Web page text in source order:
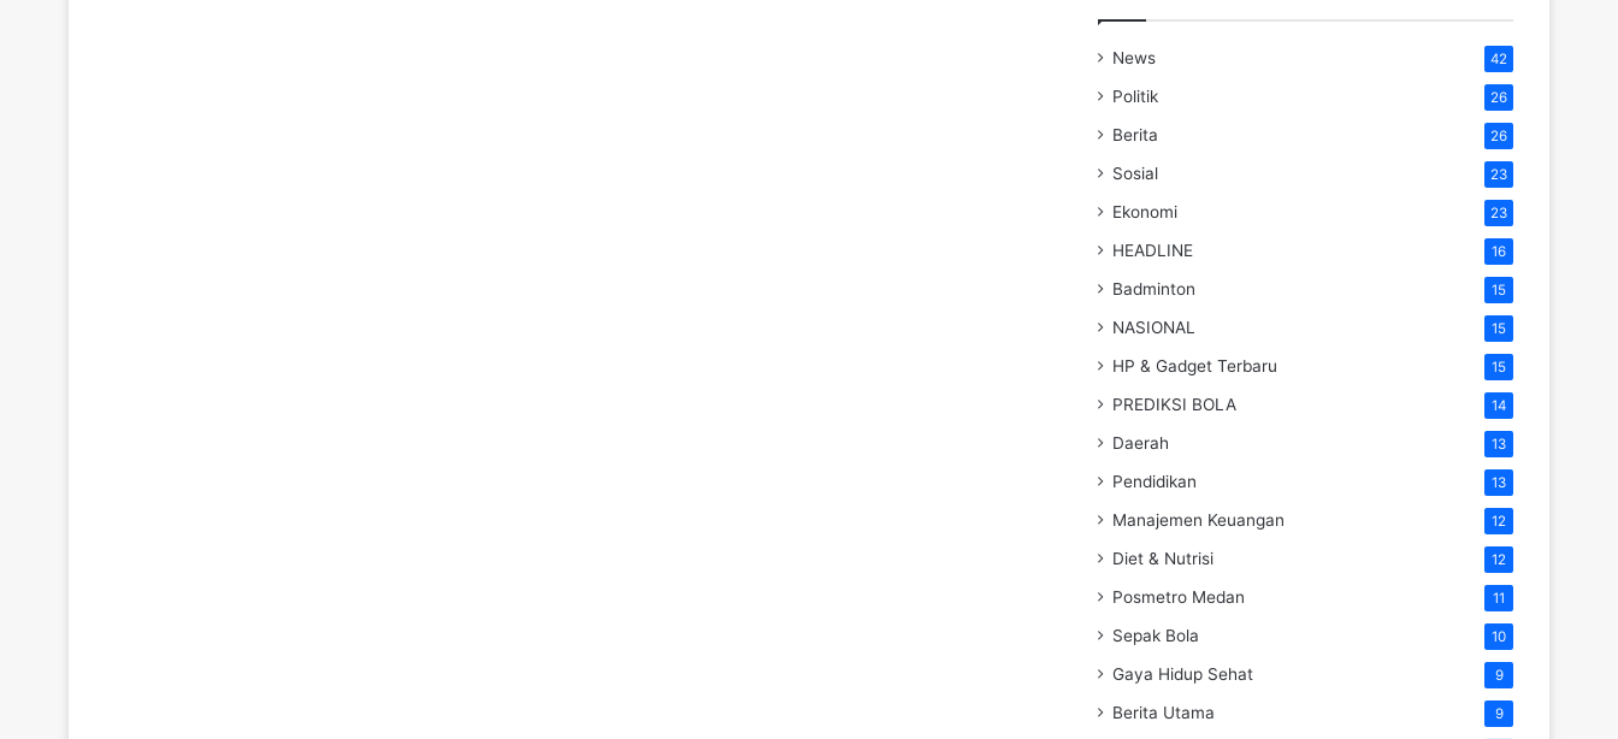
News 42
Politik 26
Berita 26
Sosial 23
Ekonomi 23
HEADLINE 16
Badminton 15
NASIONAL 15
HP & Gadget Terbaru 15
PREDIKSI BOLA 14
Daerah 13
Pendidikan 13
Manajemen Keuangan 12
Diet & Nutrisi 12
Posmetro Medan 11
Sepak Bola 10
Gaya Hidup Sehat 9
Berita Utama 9